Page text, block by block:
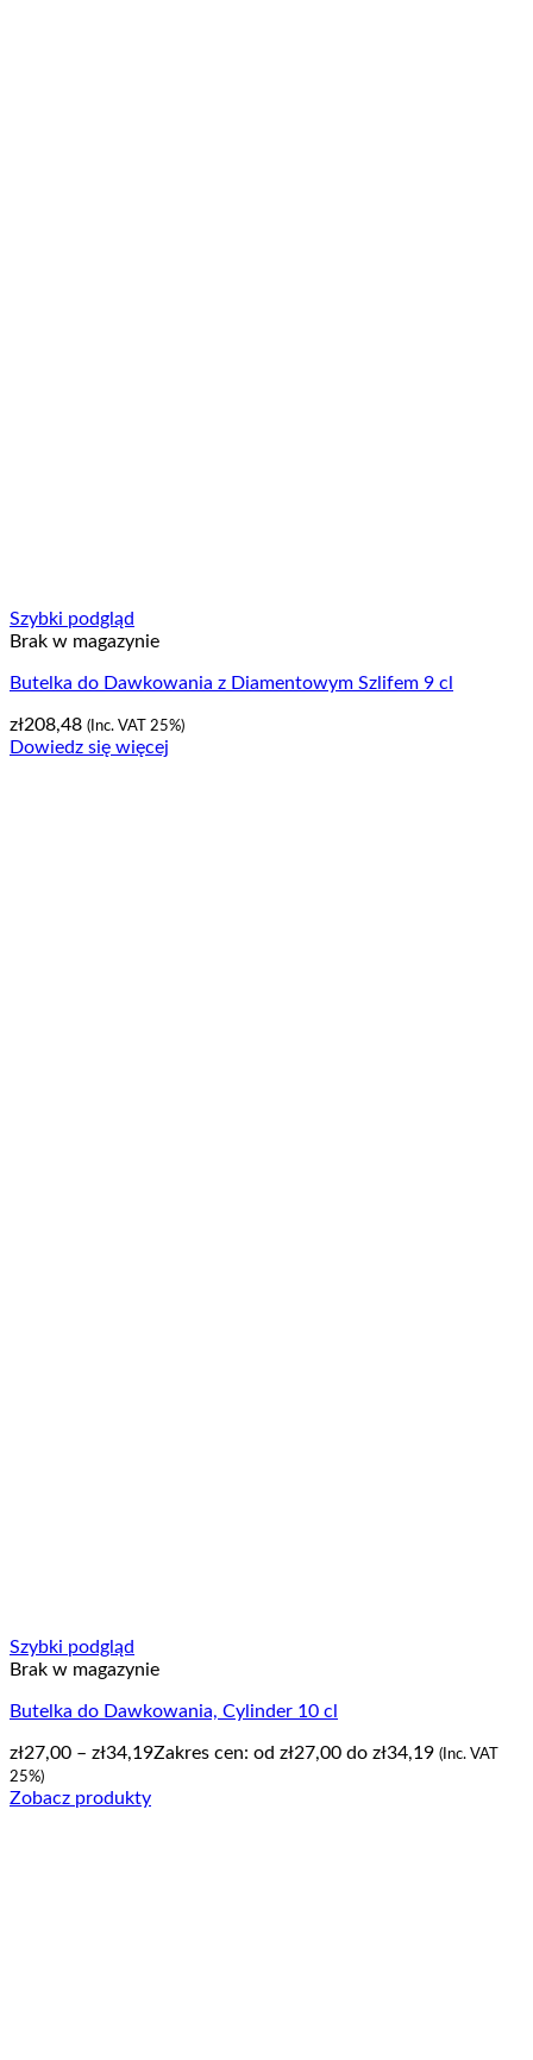
Szybki podgląd
Brak w magazynie
Butelka do Dawkowania z Diamentowym Szlifem 9 cl
zł208,48 (Inc. VAT 25%)
Dowiedz się więcej
Szybki podgląd
Brak w magazynie
Butelka do Dawkowania, Cylinder 10 cl
zł27,00 – zł34,19Zakres cen: od zł27,00 do zł34,19 (Inc. VAT
25%)
Zobacz produkty